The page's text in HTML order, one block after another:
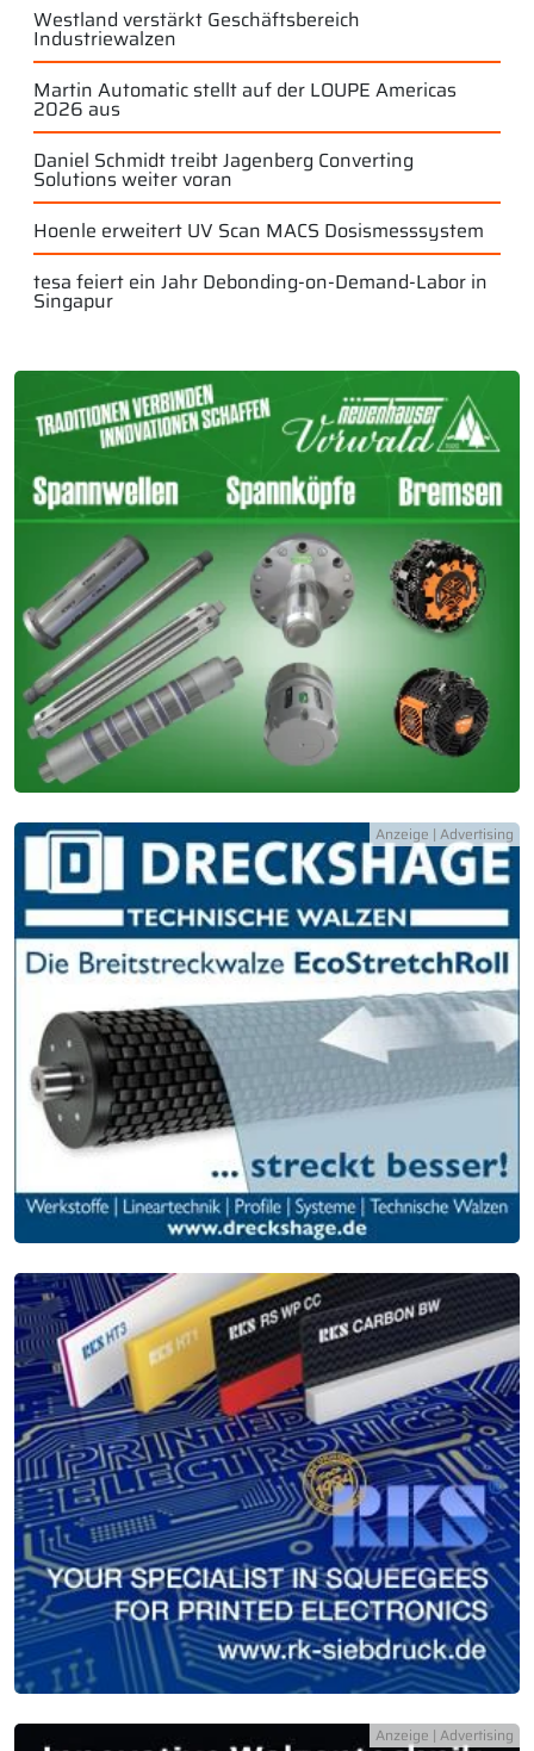
Westland verstärkt Geschäftsbereich
Industriewalzen
Martin Automatic stellt auf der LOUPE Americas
2026 aus
Daniel Schmidt treibt Jagenberg Converting
Solutions weiter voran
Hoenle erweitert UV Scan MACS Dosismesssystem
tesa feiert ein Jahr Debonding-on-Demand-Labor in
Singapur